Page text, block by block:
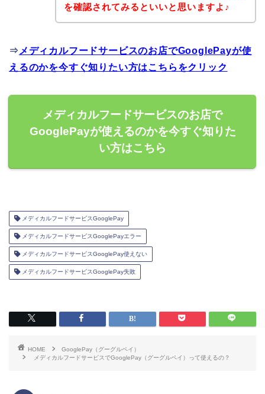
を確認されてみるといいと思いますよ♪
⇒ メディカルフードサービスのお店でGooglePayが使
えるのかを今すぐ知りたい方はこちらをクリック
メディカルフードサービスのお店で
GooglePayが使えるのかを今すぐ知りた
い方はこちら
メディカルフードサービスGooglePay
メディカルフードサービスGooglePayエラー
メディカルフードサービスGooglePay使えない
メディカルフードサービスGooglePay失敗
HOME
GooglePay（グーグルペイ）
メディカルフードサービスでGooglePay（グーグルペイ）って使えるの？